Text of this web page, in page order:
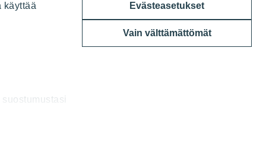
käyttää
suostumustasi
Evästeasetukset
Vain välttämättömät
020 433 111